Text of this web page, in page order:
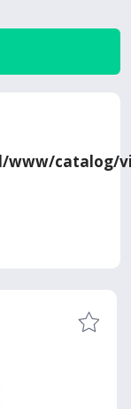
www/catalog/